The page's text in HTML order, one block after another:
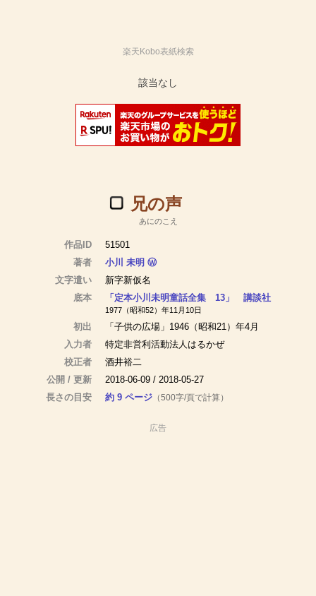
楽天Kobo表紙検索
兄の声
あにのこえ
作品ID
51501
著者
小川 未明 Ⓦ
文字遣い
新字新仮名
底本
「定本小川未明童話全集 13」 講談社
1977（昭和52）年11月10日
初出
「子供の広場」1946（昭和21）年4月
入力者
特定非営利活動法人はるかぜ
校正者
酒井裕二
公開 / 更新
2018-06-09 / 2018-05-27
長さの目安
約 9 ページ（500字/頁で計算）
広告